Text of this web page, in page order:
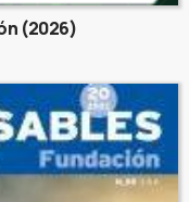
(2026)